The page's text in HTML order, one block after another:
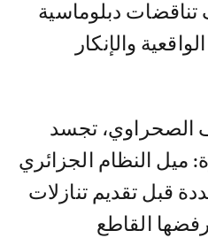
تناقضات دبلوماسية
والإنكار
الصحراوي، تجسد
ميل النظام الجزائري
قبل تقديم تنازلات
القاطع